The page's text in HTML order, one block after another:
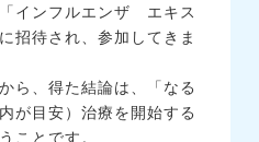
インフルエンザ エキス
待され、参加してきま
ら、得た結論は、「なる
が目安）治療を開始する
ことです。